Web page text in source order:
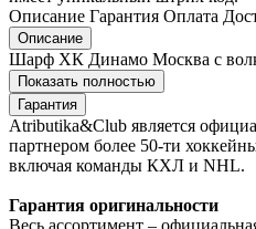
Описание Гарантия Оплата
Описание
Шарф ХК Динамо Москва с
Показать полностью
Гарантия
Atributika&Club является
партнером более 50-ти
включая команды КХЛ и NHL.
Гарантия оригинальности
Весь ассортимент –